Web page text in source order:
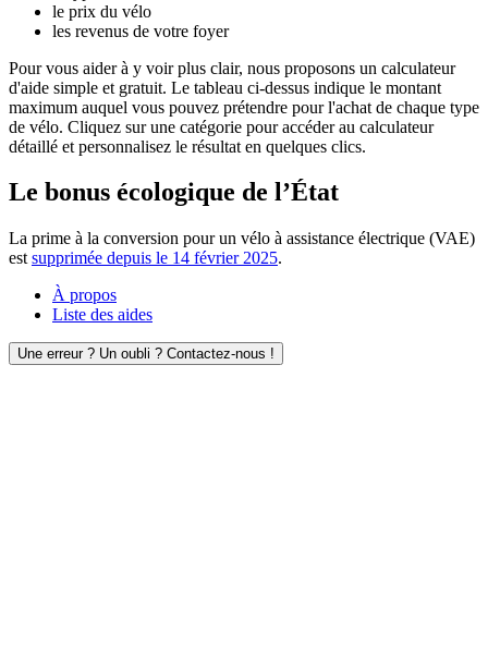
le prix du vélo
les revenus de votre foyer
Pour vous aider à y voir plus clair, nous proposons un calculateur
d'aide simple et gratuit. Le tableau ci-dessus indique le montant
maximum auquel vous pouvez prétendre pour l'achat de chaque type
de vélo. Cliquez sur une catégorie pour accéder au calculateur
détaillé et personnalisez le résultat en quelques clics.
Le bonus écologique de l’État
La prime à la conversion pour un vélo à assistance électrique (VAE)
est supprimée depuis le 14 février 2025.
À propos
Liste des aides
Une erreur ? Un oubli ? Contactez-nous !